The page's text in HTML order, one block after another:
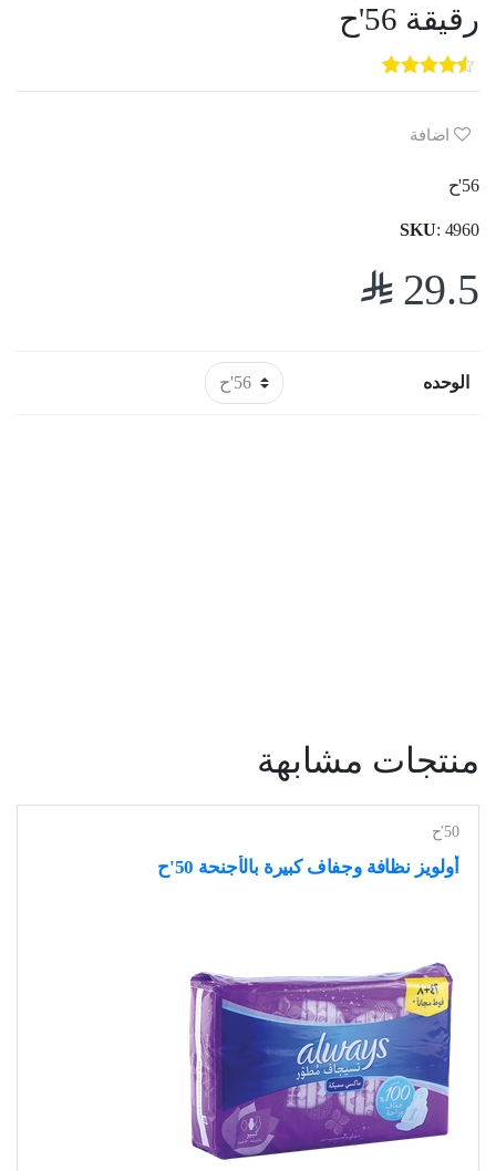
رقيقة 56'ح
5
out of
5
3
customer
ratings
اضافة
56'ح
SKU: 4960
29.5
$
الوحده
منتجات مشابهة
50'ح
أولويز نظافة وجفاف كبيرة بالأجنحة 50'ح